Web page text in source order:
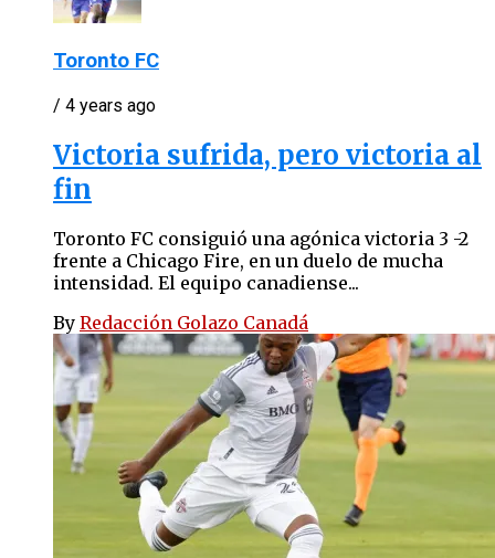
Toronto FC
/ 4 years ago
Victoria sufrida, pero victoria al
fin
Toronto FC consiguió una agónica victoria 3 -2
frente a Chicago Fire, en un duelo de mucha
intensidad. El equipo canadiense...
By Redacción Golazo Canadá